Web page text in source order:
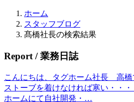
ホーム
スタッフブログ
髙橋社長の検索結果
Report / 業務日誌
こんにちは、タグホーム社長 高橋
ストーブを着けなければ寒い・・
ホームにて自社開発・…